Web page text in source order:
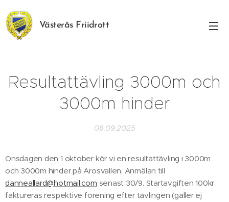
Västerås Friidrott
Resultattävling 3000m och
3000m hinder
08.09.2025
Onsdagen den 1 oktober kör vi en resultattävling i 3000m
och 3000m hinder på Arosvallen. Anmälan till
danneallard@hotmail.com senast 30/9. Startavgiften 100kr
faktureras respektive förening efter tävlingen (gäller ej